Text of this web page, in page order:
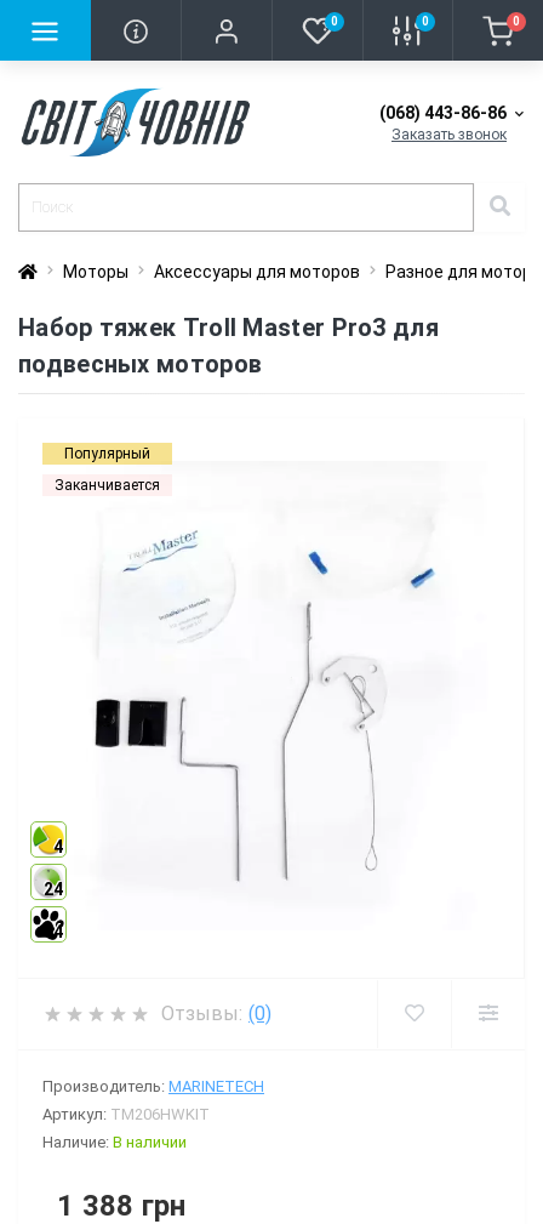
0 0 0
(068) 443-86-86
Заказать звонок
Моторы Аксессуары для моторов Разное для
Набор тяжек Troll Master Pro3 для
подвесных моторов
Популярный
Заканчивается
4
24
4
Отзывы: (0)
Производитель: MARINETECH
Артикул: TM206HWKIT
Наличие: В наличии
1 388 грн